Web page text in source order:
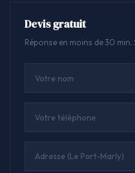
Devis gratuit
Réponse en moins de 30